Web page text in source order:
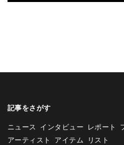
記事をさがす
ニュース インタビュー レポート
アーティスト アイテム
リスト